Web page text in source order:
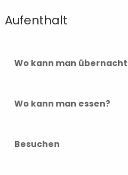
Aufenthalt
Wo kann man
Wo kann man essen?
Besuchen